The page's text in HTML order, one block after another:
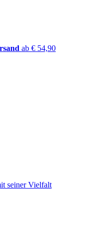
ab € 54,90
seiner Vielfalt